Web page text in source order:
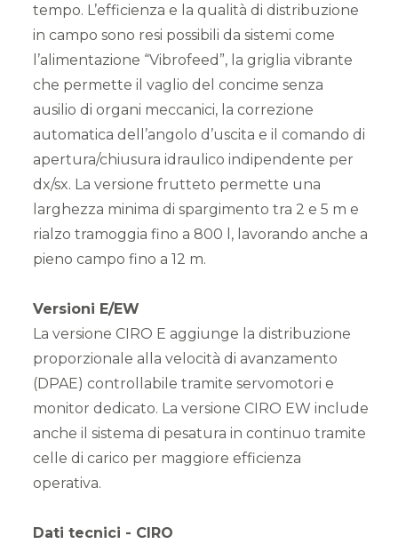
tempo. L’efficienza e la qualità di distribuzione
in campo sono resi possibili da sistemi come
l’alimentazione “Vibrofeed”, la griglia vibrante
che permette il vaglio del concime senza
ausilio di organi meccanici, la correzione
automatica dell’angolo d’uscita e il comando di
apertura/chiusura idraulico indipendente per
dx/sx. La versione frutteto permette una
larghezza minima di spargimento tra 2 e 5 m e
rialzo tramoggia fino a 800 l, lavorando anche a
pieno campo fino a 12 m.
Versioni E/EW
La versione CIRO E aggiunge la distribuzione
proporzionale alla velocità di avanzamento
(DPAE) controllabile tramite servomotori e
monitor dedicato. La versione CIRO EW include
anche il sistema di pesatura in continuo tramite
celle di carico per maggiore efficienza
operativa.
Dati tecnici - CIRO